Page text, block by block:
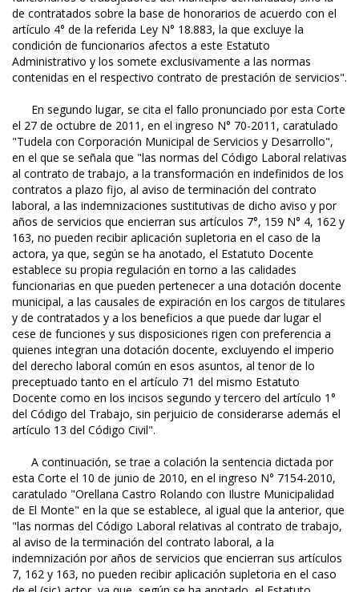
de contratados sobre la base de honorarios de acuerdo con el
artículo 4° de la referida Ley N° 18.883, la que excluye la
condición de funcionarios afectos a este Estatuto
Administrativo y los somete exclusivamente a las normas
contenidas en el respectivo contrato de prestación de servicios".
En segundo lugar, se cita el fallo pronunciado por esta Corte
el 27 de octubre de 2011, en el ingreso N° 70-2011, caratulado
"Tudela con Corporación Municipal de Servicios y Desarrollo",
en el que se señala que "las normas del Código Laboral relativas
al contrato de trabajo, a la transformación en indefinidos de los
contratos a plazo fijo, al aviso de terminación del contrato
laboral, a las indemnizaciones sustitutivas de dicho aviso y por
años de servicios que encierran sus artículos 7°, 159 N° 4, 162 y
163, no pueden recibir aplicación supletoria en el caso de la
actora, ya que, según se ha anotado, el Estatuto Docente
establece su propia regulación en torno a las calidades
funcionarias en que pueden pertenecer a una dotación docente
municipal, a las causales de expiración en los cargos de titulares
y de contratados y a los beneficios a que puede dar lugar el
cese de funciones y sus disposiciones rigen con preferencia a
quienes integran una dotación docente, excluyendo el imperio
del derecho laboral común en esos asuntos, al tenor de lo
preceptuado tanto en el artículo 71 del mismo Estatuto
Docente como en los incisos segundo y tercero del artículo 1°
del Código del Trabajo, sin perjuicio de considerarse además el
artículo 13 del Código Civil".
A continuación, se trae a colación la sentencia dictada por
esta Corte el 10 de junio de 2010, en el ingreso N° 7154-2010,
caratulado "Orellana Castro Rolando con Ilustre Municipalidad
de El Monte" en la que se establece, al igual que la anterior, que
"las normas del Código Laboral relativas al contrato de trabajo,
al aviso de la terminación del contrato laboral, a la
indemnización por años de servicios que encierran sus artículos
7, 162 y 163, no pueden recibir aplicación supletoria en el caso